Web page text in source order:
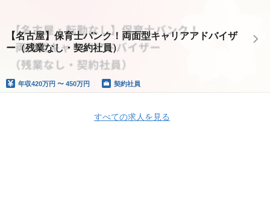
【名古屋】保育士バンク！両面型キャリアアドバイザ
ー（残業なし・契約社員）
年収420万円 〜 450万円 契約社員
すべての求人を見る